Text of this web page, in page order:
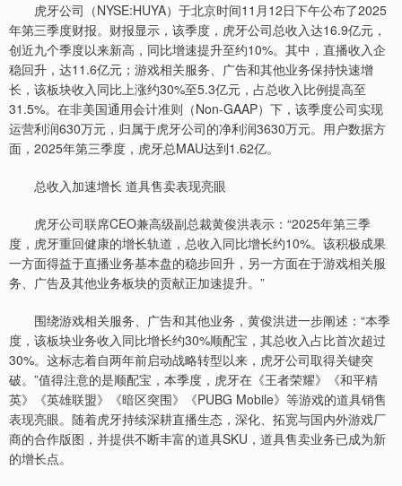
虎牙公司（NYSE:HUYA）于北京时间11月12日下午公布了2025
年第三季度财报。财报显示，该季度，虎牙公司总收入达16.9亿元，
创近九个季度以来新高，同比增速提升至约10%。其中，直播收入企
稳回升，达11.6亿元；游戏相关服务、广告和其他业务保持快速增
长，该板块收入同比上涨约30%至5.3亿元，占总收入比例提高至
31.5%。在非美国通用会计准则（Non-GAAP）下，该季度公司实现
运营利润630万元，归属于虎牙公司的净利润3630万元。用户数据方
面，2025年第三季度，虎牙总MAU达到1.62亿。
总收入加速增长 道具售卖表现亮眼
虎牙公司联席CEO兼高级副总裁黄俊洪表示：“2025年第三季
度，虎牙重回健康的增长轨道，总收入同比增长约10%。该积极成果
一方面得益于直播业务基本盘的稳步回升，另一方面在于游戏相关服
务、广告及其他业务板块的贡献正加速提升。”
围绕游戏相关服务、广告和其他业务，黄俊洪进一步阐述：“本季
度，该板块业务收入同比增长约30%顺配宝，其总收入占比首次超过
30%。这标志着自两年前启动战略转型以来，虎牙公司取得关键突
破。”值得注意的是顺配宝，本季度，虎牙在《王者荣耀》《和平精
英》《英雄联盟》《暗区突围》《PUBG Mobile》等游戏的道具销售
表现亮眼。随着虎牙持续深耕直播生态，深化、拓宽与国内外游戏厂
商的合作版图，并提供不断丰富的道具SKU，道具售卖业务已成为新
的增长点。